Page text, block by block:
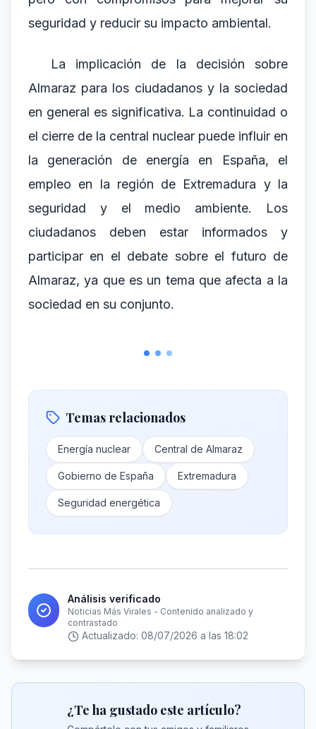
seguridad y reducir su impacto ambiental.
La implicación de la decisión sobre
Almaraz para los ciudadanos y la sociedad
en general es significativa. La continuidad o
el cierre de la central nuclear puede influir en
la generación de energía en España, el
empleo en la región de Extremadura y la
seguridad y el medio ambiente. Los
ciudadanos deben estar informados y
participar en el debate sobre el futuro de
Almaraz, ya que es un tema que afecta a la
sociedad en su conjunto.
Temas relacionados
Energía nuclear Central de Almaraz
Gobierno de España Extremadura
Seguridad energética
Análisis verificado
Noticias Más Virales - Contenido analizado y
contrastado
Actualizado: 08/07/2026 a las 18:02
¿Te ha gustado este artículo?